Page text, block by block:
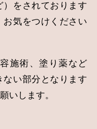
をされております
お気をつけください
施術、塗り薬など
い部分となります
いします。